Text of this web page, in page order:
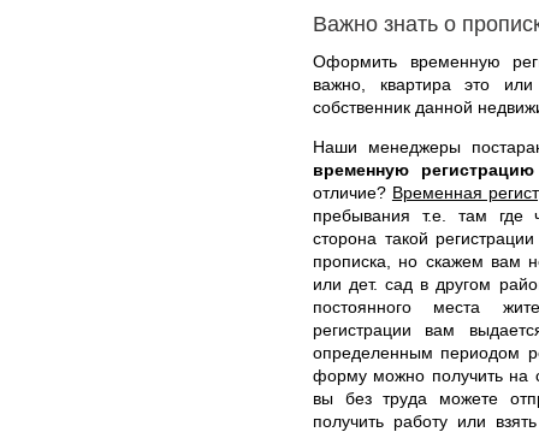
Важно знать о
Оформить временную
важно, квартира это
собственник данной
Наши менеджеры
временную
отличие? Временная
пребывания т.е. там где
сторона такой
прописка, но скажем вам
или дет. сад в другом
постоянного места
регистрации вам
определенным периодом
форму можно получить на
вы без труда можете
получить работу или